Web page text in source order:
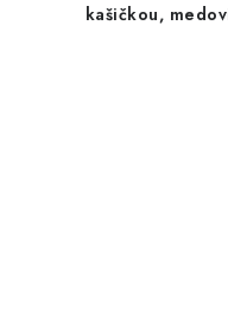
kašičkou,